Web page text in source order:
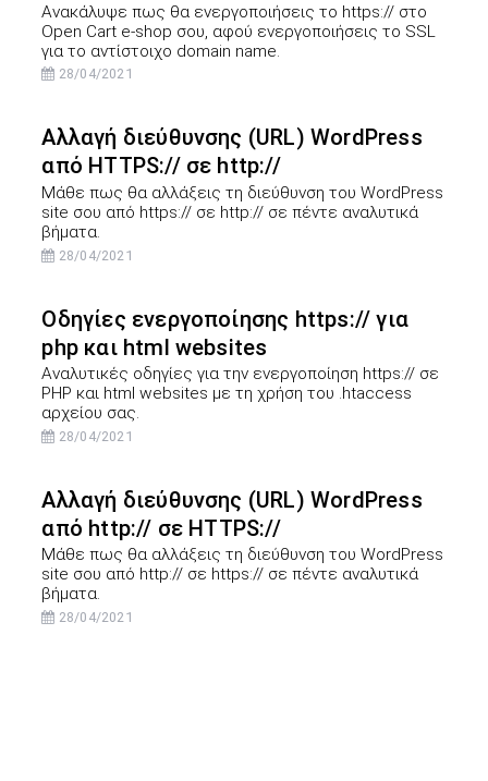
Ανακάλυψε πως θα ενεργοποιήσεις το https:// στο
Open Cart e-shop σου, αφού ενεργοποιήσεις το SSL
για το αντίστοιχο domain name.
28/04/2021
Αλλαγή διεύθυνσης (URL) WordPress
από HTTPS:// σε http://
Μάθε πως θα αλλάξεις τη διεύθυνση του WordPress
site σου από https:// σε http:// σε πέντε αναλυτικά
βήματα.
28/04/2021
Οδηγίες ενεργοποίησης https:// για
php και html websites
Αναλυτικές οδηγίες για την ενεργοποίηση https:// σε
PHP και html websites με τη χρήση του .htaccess
αρχείου σας.
28/04/2021
Αλλαγή διεύθυνσης (URL) WordPress
από http:// σε HTTPS://
Μάθε πως θα αλλάξεις τη διεύθυνση του WordPress
site σου από http:// σε https:// σε πέντε αναλυτικά
βήματα.
28/04/2021